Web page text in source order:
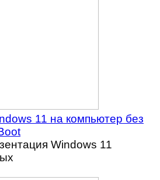
11 на компьютер без
Windows 11